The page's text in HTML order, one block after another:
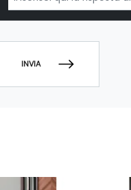
INVIA